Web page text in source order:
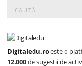
for:
Digitaledu.roeste o
12.000desugestii de